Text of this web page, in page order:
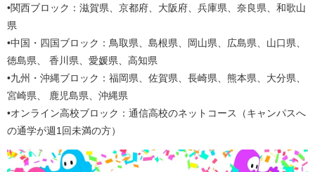
•関西ブロック：滋賀県、京都府、大阪府、兵庫県、奈良県、和歌山
県
•中国・四国ブロック：鳥取県、島根県、岡山県、広島県、山口県、
徳島県、 香川県、愛媛県、高知県
•九州・沖縄ブロック：福岡県、佐賀県、長崎県、熊本県、大分県、
宮崎県、 鹿児島県、沖縄県
•オンライン高校ブロック：通信高校のネットコース（キャンパスへ
の通学が週1回未満の方）